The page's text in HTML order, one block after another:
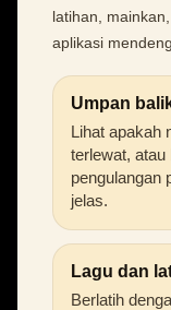
latihan,
aplikasi
Umpan
Lihat apakah
terlewat, atau
pengulangan
jelas.
Lagu dan
Berlatih